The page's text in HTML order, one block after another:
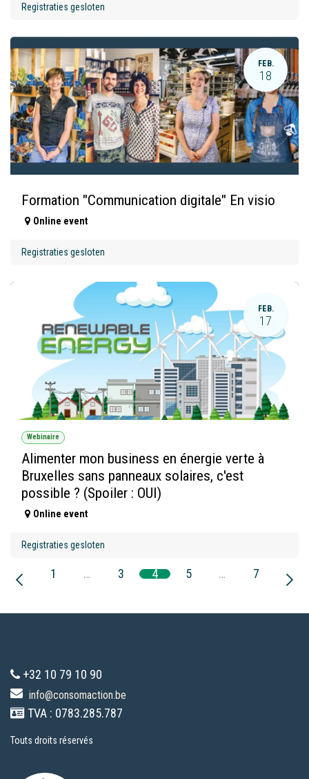
Registraties gesloten
FEB.
18
Formation "Communication digitale" En visio
Online event
Registraties gesloten
FEB.
17
Webinaire
Alimenter mon business en énergie verte à
Bruxelles sans panneaux solaires, c'est
possible ? (Spoiler : OUI)
Online event
Registraties gesloten
1 … 3 4 5 … 7
+32 10 79 10 90
info@consomaction.be
TVA : 0783.285.787
Touts droits réservés